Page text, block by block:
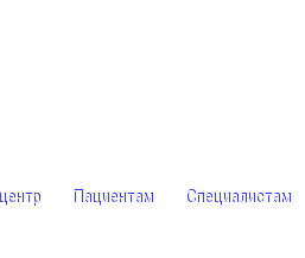
Пациентам Специалистам